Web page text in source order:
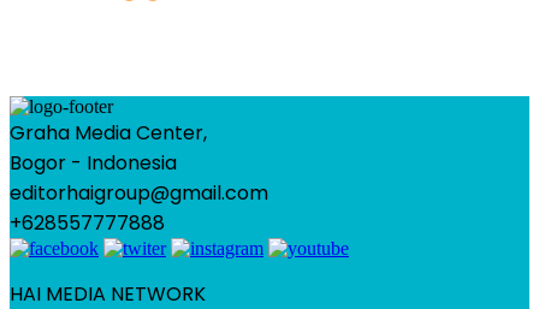
Graha Media Center,
Bogor - Indonesia
editorhaigroup@gmail.com
+628557777888
HAI MEDIA NETWORK